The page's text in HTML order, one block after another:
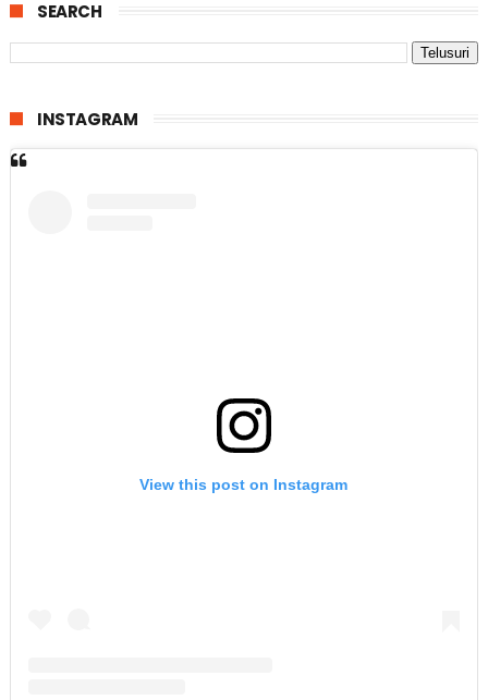
SEARCH
INSTAGRAM
View this post on Instagram